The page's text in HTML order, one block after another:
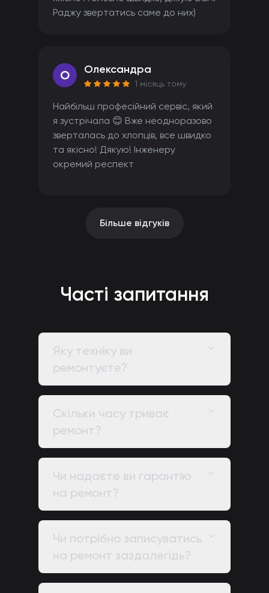
Раджу звертатись саме до них)
O Олександра
1 місяць тому
Найбільш професійний сервіс, який
я зустрічала 😊 Вже неодноразово
зверталась до хлопців, все швидко
та якісно! Дякую! Інженеру
окремий респект
Більше відгуків
Часті запитання
Яку техніку ви
ремонтуєте?
Скільки часу триває
ремонт?
Чи надаєте ви гарантію
на ремонт?
Чи потрібно записуватись
на ремонт заздалегідь?